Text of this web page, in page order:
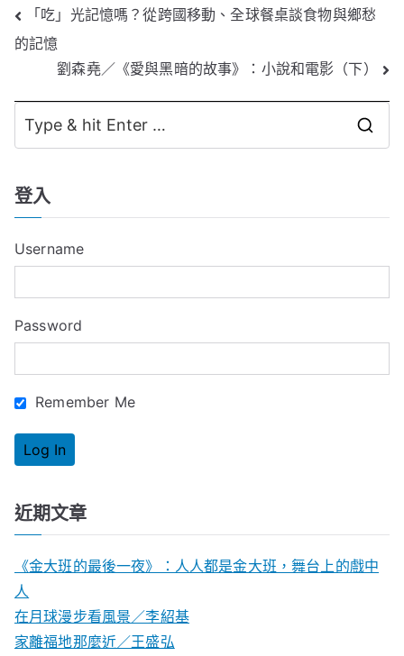
文
章
導
覽
「吃」光記憶嗎？從跨國移動、全球餐桌談食物與鄉愁
的記憶
劉森堯／《愛與黑暗的故事》：小說和電影（下）
h
r
登入
Username
Password
Remember Me
近期文章
《金大班的最後一夜》：人人都是金大班，舞台上的戲中
人
在月球漫步看風景／李紹基
家離福地那麼近／王盛弘